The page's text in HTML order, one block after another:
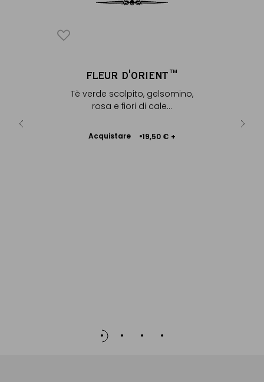
FLEUR D'ORIENT™
Tè verde scolpito, gelsomino,
rosa e fiori di cale...
Acquistare 19,50 € +
Aggiungere